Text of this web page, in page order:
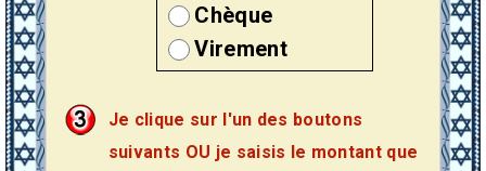
Chèque
Virement
Je clique sur l'un des boutons
suivants OU je saisis le montant que